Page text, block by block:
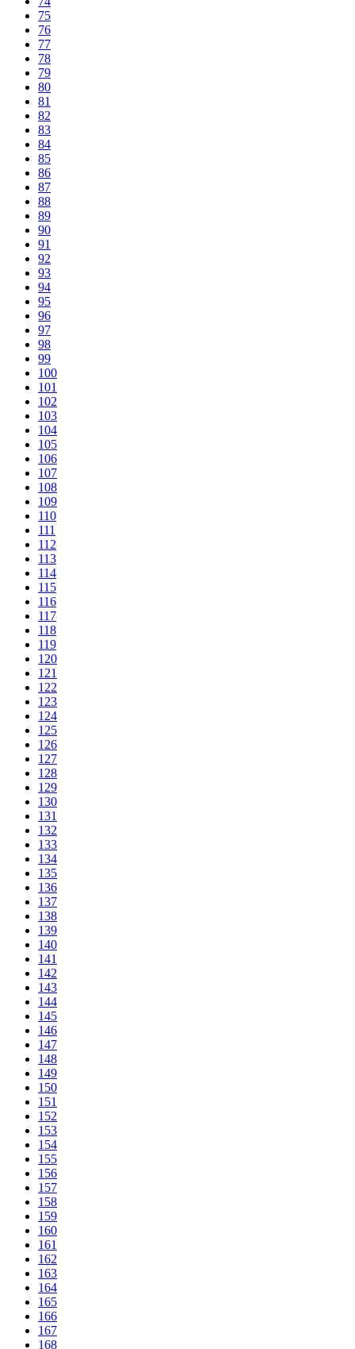
75
76
77
78
79
80
81
82
83
84
85
86
87
88
89
90
91
92
93
94
95
96
97
98
99
100
101
102
103
104
105
106
107
108
109
110
111
112
113
114
115
116
117
118
119
120
121
122
123
124
125
126
127
128
129
130
131
132
133
134
135
136
137
138
139
140
141
142
143
144
145
146
147
148
149
150
151
152
153
154
155
156
157
158
159
160
161
162
163
164
165
166
167
168